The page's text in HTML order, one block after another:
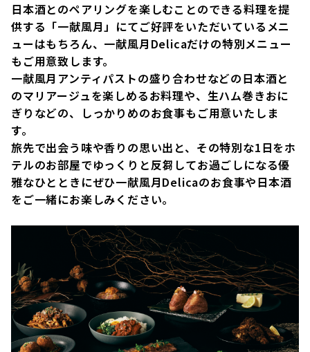
日本酒とのペアリングを楽しむことのできる料理を提
供する「一献風月」にてご好評をいただいているメニ
ューはもちろん、一献風月Delicaだけの特別メニュー
もご用意致します。
一献風月アンティパストの盛り合わせなどの日本酒と
のマリアージュを楽しめるお料理や、生ハム巻きおに
ぎりなどの、しっかりめのお食事もご用意いたしま
す。
旅先で出会う味や香りの思い出と、その特別な1日をホ
テルのお部屋でゆっくりと反芻してお過ごしになる優
雅なひとときにぜひ一献風月Delicaのお食事や日本酒
をご一緒にお楽しみください。